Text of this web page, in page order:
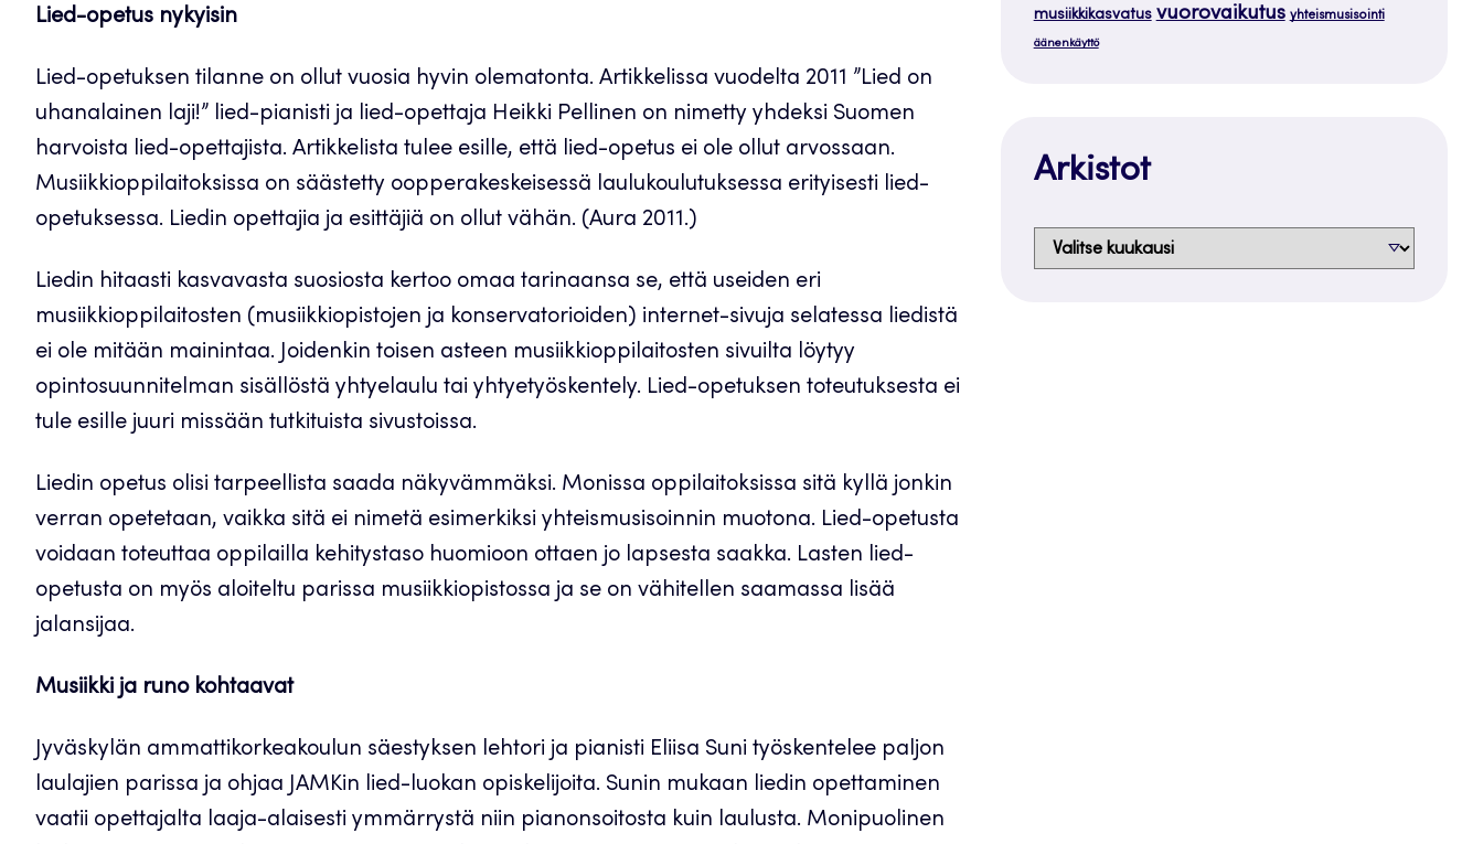
Lied-opetus nykyisin
Lied-opetuksen tilanne on ollut vuosia hyvin olematonta. Artikkelissa vuodelta 2011 ”Lied on
uhanalainen laji!” lied-pianisti ja lied-opettaja Heikki Pellinen on nimetty yhdeksi Suomen
harvoista lied-opettajista. Artikkelista tulee esille, että lied-opetus ei ole ollut arvossaan.
Musiikkioppilaitoksissa on säästetty oopperakeskeisessä laulukoulutuksessa erityisesti lied-
opetuksessa. Liedin opettajia ja esittäjiä on ollut vähän. (Aura 2011.)
Liedin hitaasti kasvavasta suosiosta kertoo omaa tarinaansa se, että useiden eri
musiikkioppilaitosten (musiikkiopistojen ja konservatorioiden) internet-sivuja selatessa liedistä
ei ole mitään mainintaa. Joidenkin toisen asteen musiikkioppilaitosten sivuilta löytyy
opintosuunnitelman sisällöstä yhtyelaulu tai yhtyetyöskentely. Lied-opetuksen toteutuksesta ei
tule esille juuri missään tutkituista sivustoissa.
Liedin opetus olisi tarpeellista saada näkyvämmäksi. Monissa oppilaitoksissa sitä kyllä jonkin
verran opetetaan, vaikka sitä ei nimetä esimerkiksi yhteismusisoinnin muotona. Lied-opetusta
voidaan toteuttaa oppilailla kehitystaso huomioon ottaen jo lapsesta saakka. Lasten lied-
opetusta on myös aloiteltu parissa musiikkiopistossa ja se on vähitellen saamassa lisää
jalansijaa.
Musiikki ja runo kohtaavat
Jyväskylän ammattikorkeakoulun säestyksen lehtori ja pianisti Eliisa Suni työskentelee paljon
laulajien parissa ja ohjaa JAMKin lied-luokan opiskelijoita. Sunin mukaan liedin opettaminen
vaatii opettajalta laaja-alaisesti ymmärrystä niin pianonsoitosta kuin laulusta. Monipuolinen
musiikkikasvatus vuorovaikutus yhteismusisointi
äänenkäyttö
Arkistot
Arkistot